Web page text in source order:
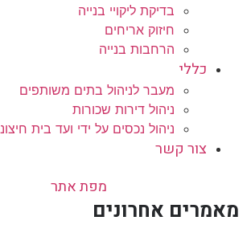
בדיקת ליקויי בנייה
חיזוק אריחים
הרחבות בנייה
כללי
מעבר לניהול בתים משותפים
ניהול דירות שכורות
ניהול נכסים על ידי ועד בית חיצוני
צור קשר
מפת אתר
מאמרים אחרונים